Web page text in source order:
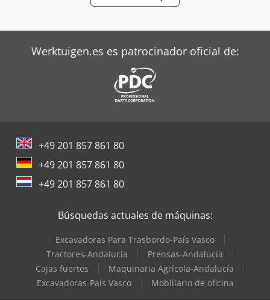
Zeppelin Silos
Werktuigen.es es patrocinador oficial de:
+49 201 857 861 80
+49 201 857 861 80
+49 201 857 861 80
Búsquedas actuales de máquinas:
Excavadoras Para Trasbordo-País Vasco
Tractores-Andalucía
Prensas-Andalucía
Cajas fuertes
Maquinaria Agrícola-Andalucía
Excavadoras-País Vasco
Mobiliario de oficina